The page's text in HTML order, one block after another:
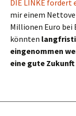
DIE LINKE fordert
mir einem
Millionen Euro bei
könnten
eingenommen
eine gute